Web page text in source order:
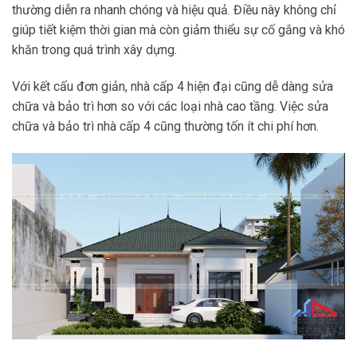
thường diễn ra nhanh chóng và hiệu quả. Điều này không chỉ
giúp tiết kiệm thời gian mà còn giảm thiểu sự cố gắng và khó
khăn trong quá trình xây dựng.
Với kết cấu đơn giản, nhà cấp 4 hiện đại cũng dễ dàng sửa
chữa và bảo trì hơn so với các loại nhà cao tầng. Việc sửa
chữa và bảo trì nhà cấp 4 cũng thường tốn ít chi phí hơn.